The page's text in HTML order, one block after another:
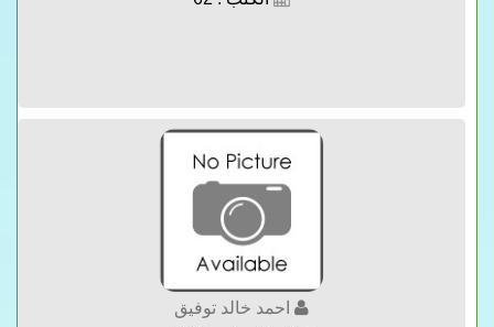
احمد خالد توفيق